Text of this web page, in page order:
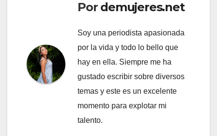
Por demujeres.net
Soy una periodista apasionada
por la vida y todo lo bello que
hay en ella. Siempre me ha
gustado escribir sobre diversos
temas y este es un excelente
momento para explotar mi
talento.